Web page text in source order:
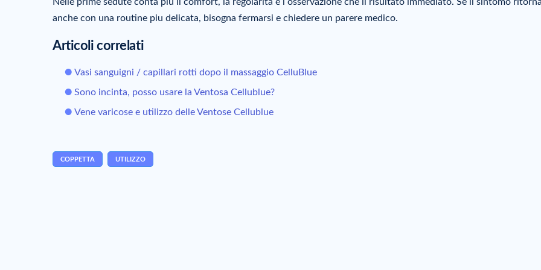
anche con una routine piu delicata, bisogna fermarsi e chiedere un parere medico.
Articoli correlati
Vasi sanguigni / capillari rotti dopo il massaggio CelluBlue
Sono incinta, posso usare la Ventosa Cellublue?
Vene varicose e utilizzo delle Ventose Cellublue
COPPETTA UTILIZZO